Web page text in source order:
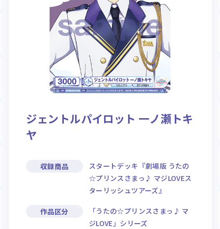
ルール/Q&A デッキレシピ
ジェントルパイロット 一ノ瀬トキ
ヤ
収録商品
スタートデッキ『劇場版 うたの
☆プリンスさまっ♪ マジLOVEス
ターリッシュツアーズ』
作品区分
「うたの☆プリンスさまっ♪ マ
ジLOVE」シリーズ